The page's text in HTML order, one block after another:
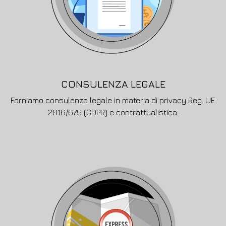
CONSULENZA LEGALE
Forniamo consulenza legale in materia di privacy Reg. UE
2016/679 (GDPR) e contrattualistica.